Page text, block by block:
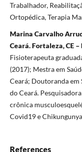
Trabalhador,
Ortopédica, Terapia
Marina Carvalho
Ceará. Fortaleza, CE –
Fisioterapeuta
(2017); Mestra em
Ceará; Doutoranda em
do Ceará.
crônica
Covid19 e
References